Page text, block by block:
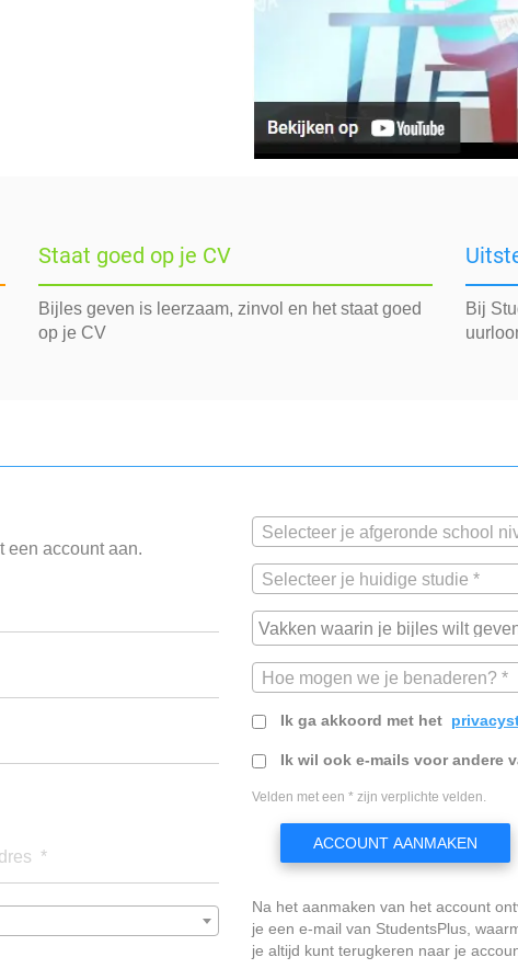
Staat goed op je CV
Bijles geven is leerzaam, zinvol en het staat goed
op je CV
Bij
een account aan.
*
Selecteer je afgeronde school
Selecteer je huidige studie *
Hoe mogen we je benaderen? *
Ik ga akkoord met het
Ik wil ook e-mails voor andere
Velden met een * zijn verplichte velden.
ACCOUNT AANMAKEN
Na het aanmaken van het account
je een e-mail van StudentsPlus,
je altijd kunt terugkeren naar je